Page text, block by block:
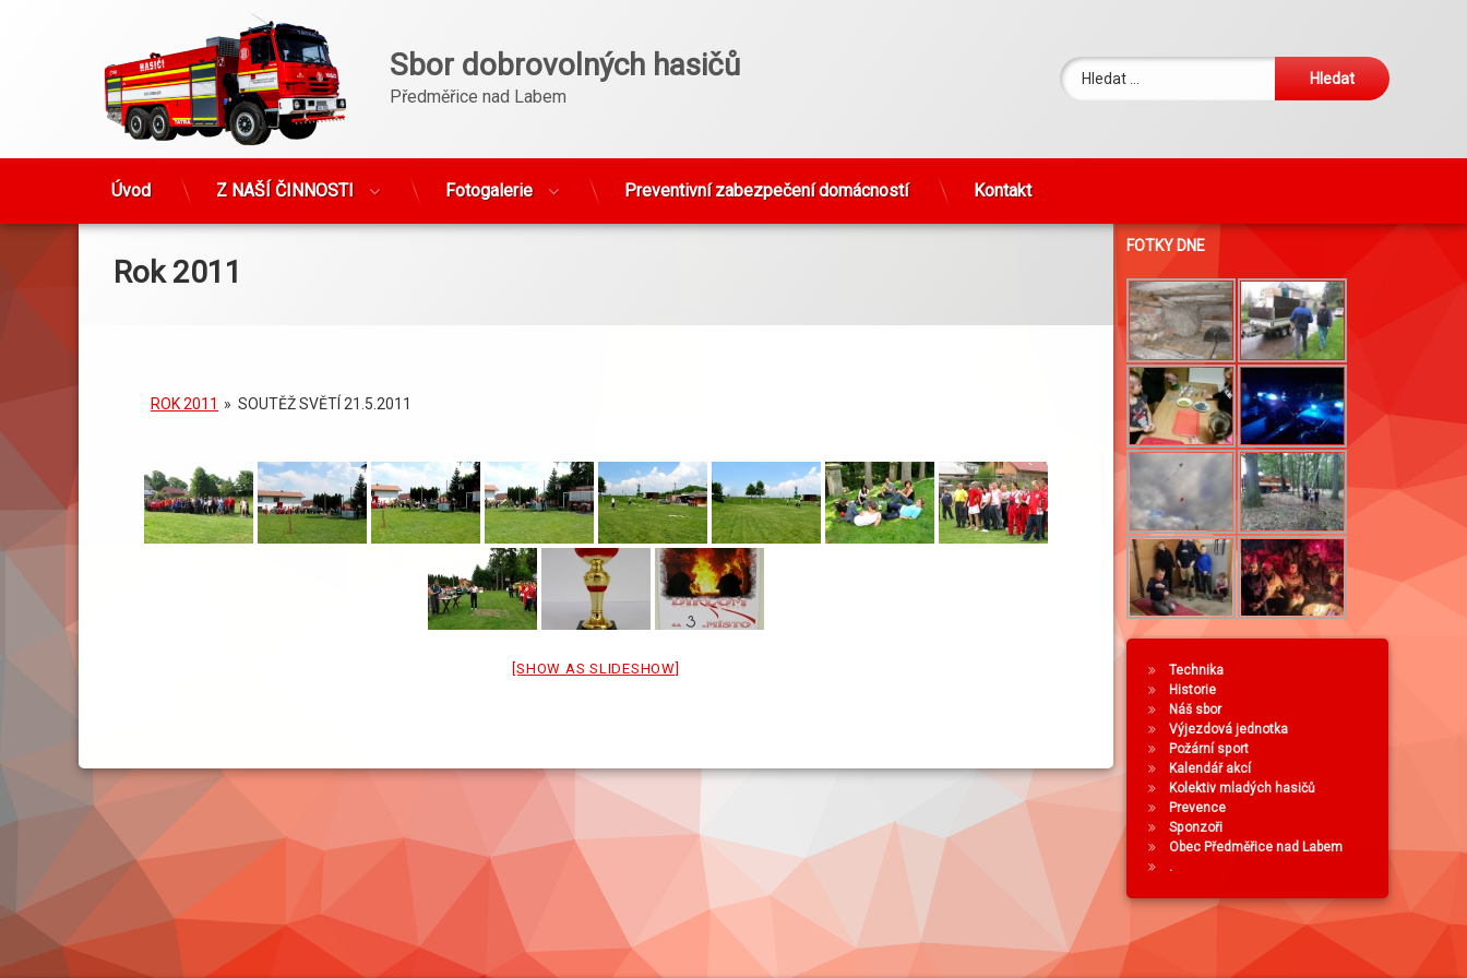
k
Sbor dobrovolných hasičů
Předměřice nad Labem
Vyhledávání
Úvod Z NAŠÍ ČINNOSTI Fotogalerie Preventivní zabezpečení domácností Kontakt
Rok 2011
ROK 2011 » SOUTĚŽ SVĚTÍ 21.5.2011
[SHOW AS SLIDESHOW]
FOTKY DNE
Technika
Historie
Náš sbor
Výjezdová jednotka
Požární sport
Kalendář akcí
Kolektiv mladých hasičů
Prevence
Sponzoři
Obec Předměřice nad Labem
.